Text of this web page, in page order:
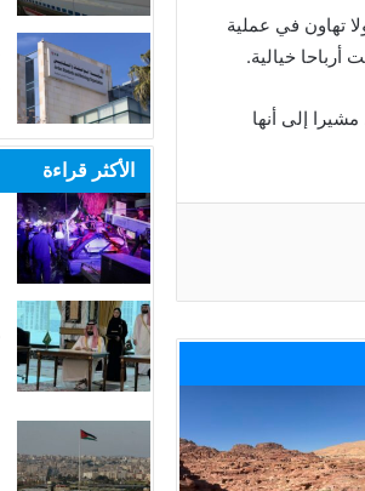
تهاون في عملية
خيالية.
إلى أنها
الأكثر قراءة